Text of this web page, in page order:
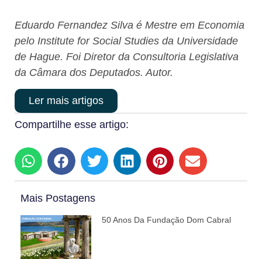
Eduardo Fernandez Silva é Mestre em Economia
pelo Institute for Social Studies da Universidade
de Hague. Foi Diretor da Consultoria Legislativa
da Câmara dos Deputados. Autor.
Ler mais artigos
Compartilhe esse artigo:
Mais Postagens
50 Anos Da Fundação Dom Cabral